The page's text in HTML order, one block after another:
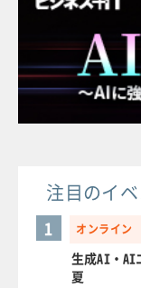
注目のイ
オンライン
1
生成AI・AI
夏